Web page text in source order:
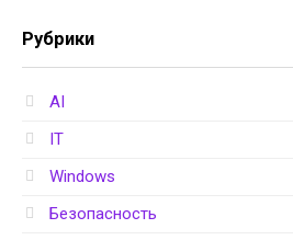
Рубрики
AI
IT
Windows
Безопасность